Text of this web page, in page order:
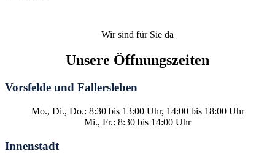
Wir sind für Sie da
Unsere Öffnungszeiten
Vorsfelde und Fallersleben
Mo., Di., Do.: 8:30 bis 13:00 Uhr, 14:00 bis 18:00 Uhr
Mi., Fr.: 8:30 bis 14:00 Uhr
Innenstadt